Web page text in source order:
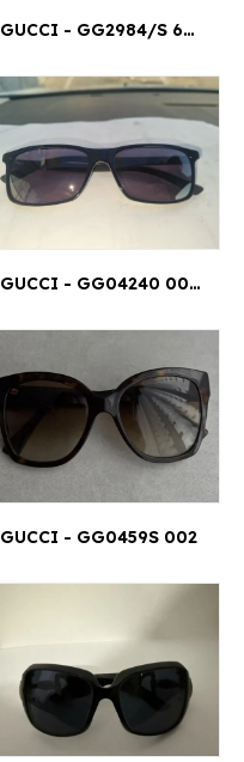
GUCCI - GG2984/S 67¤13
GUCCI - GG04240 005 58/16 145
GUCCI - GG0459S 002